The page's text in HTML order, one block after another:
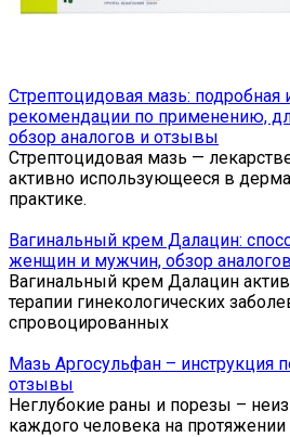
Стрептоцидовая мазь: подробная
рекомендации по применению,
обзор аналогов и отзывы
Стрептоцидовая мазь —
активно использующееся в
практике.
Вагинальный крем Далацин:
женщин и мужчин, обзор
Вагинальный крем Далацин
терапии гинекологических
спровоцированных
Мазь Аргосульфан – инструкция
отзывы
Неглубокие раны и порезы –
каждого человека на